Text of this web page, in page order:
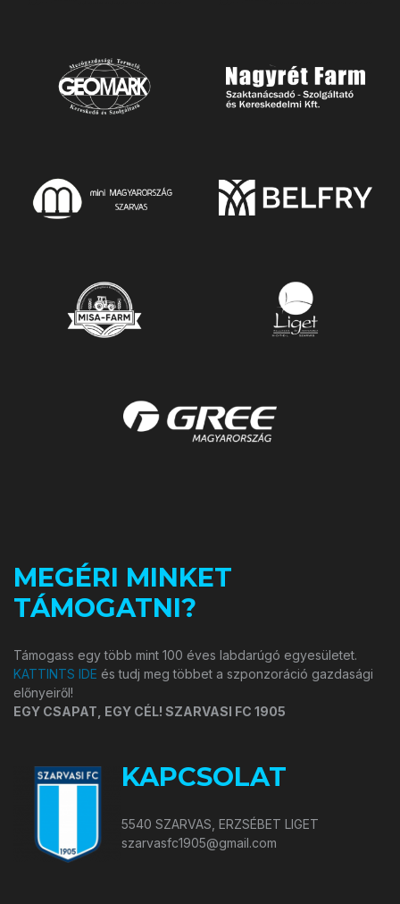
MEGÉRI MINKET
TÁMOGATNI?
Támogass egy több mint 100 éves labdarúgó egyesületet.
KATTINTS IDE és tudj meg többet a szponzoráció gazdasági
előnyeiről!
EGY CSAPAT, EGY CÉL! SZARVASI FC 1905
KAPCSOLAT
5540 SZARVAS, ERZSÉBET LIGET
szarvasfc1905@gmail.com